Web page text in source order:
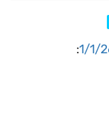
: